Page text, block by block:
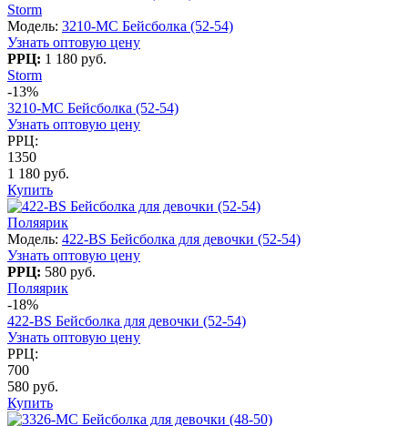
Storm
Модель: 3210-МC Бейсболка (52-54)
Узнать оптовую цену
РРЦ: 1 180 руб.
Storm
-13%
3210-МC Бейсболка (52-54)
Узнать оптовую цену
РРЦ:
1350
1 180 руб.
Купить
Поляярик
Модель: 422-BS Бейсболка для девочки (52-54)
Узнать оптовую цену
РРЦ: 580 руб.
Поляярик
-18%
422-BS Бейсболка для девочки (52-54)
Узнать оптовую цену
РРЦ:
700
580 руб.
Купить